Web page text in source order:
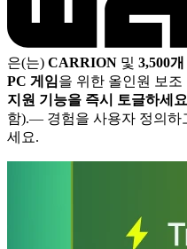
은(는) CARRION 및 3,500
PC 게임을 위한 올인원 보조
지원 기능을 즉시 토글하세요
함).— 경험을 사용자 정의하
세요.